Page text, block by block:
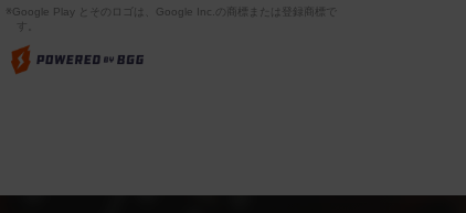
※Google Play とそのロゴは、Google Inc.の商標または登録商標で